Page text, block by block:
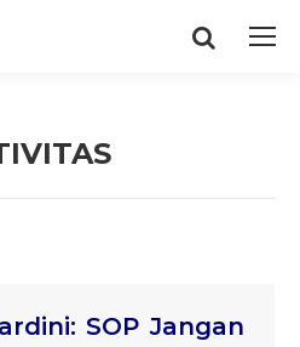
Search:
SOP Jangan